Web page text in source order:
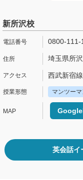
新所沢校
0800-111-
埼玉県所
西武新宿
マンツーマ
英会話イ